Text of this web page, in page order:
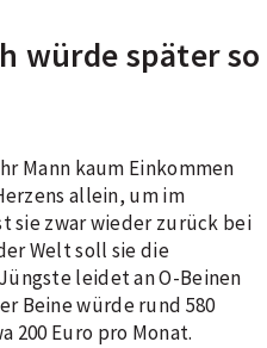
würde später
Mann kaum Einkommen
allein, um im
sie zwar wieder zurück bei
Welt soll sie die
leidet an O-Beinen
Beine würde rund 580
200 Euro pro Monat.